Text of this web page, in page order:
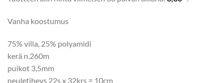
oli:
4,90 €.
on:
Vanha koostumus
75% villa, 25% polyamidi
kerä n.260m
puikot 3,5mm
neuletiheys 22s x 32krs = 10cm